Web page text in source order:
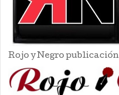
Rojo y Negro publicación